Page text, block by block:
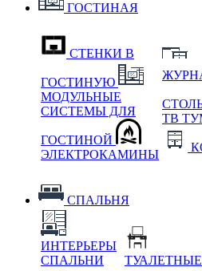
ГОСТИНАЯ
СТЕНКИ В
ГОСТИНУЮ
МОДУЛЬНЫЕ
СИСТЕМЫ ДЛЯ
ГОСТИНОЙ
ЭЛЕКТРОКАМИНЫ
ТВ
СПАЛЬНЯ
ИНТЕРЬЕРЫ
СПАЛЬНИ
ТУАЛЕТНЫЕ